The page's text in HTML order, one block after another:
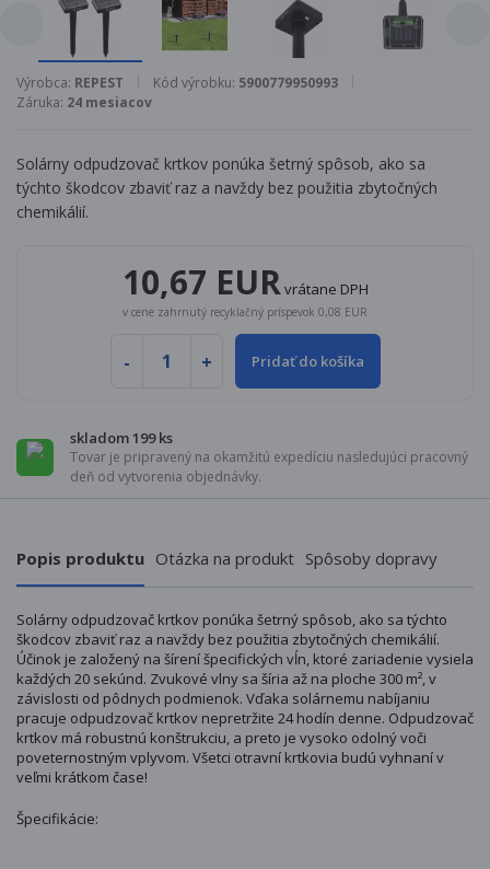
Výrobca: REPEST Kód výrobku: 5900779950993
Záruka: 24 mesiacov
Solárny odpudzovač krtkov ponúka šetrný spôsob, ako sa
týchto škodcov zbaviť raz a navždy bez použitia zbytočných
chemikálií.
10,67 EURvrátane DPH
v cene zahrnutý recyklačný príspevok 0,08 EUR
Pridať do košíka
skladom 199 ks
Tovar je pripravený na okamžitú expedíciu nasledujúci pracovný
deň od vytvorenia objednávky.
Popis produktu Otázka na produkt Spôsoby dopravy
Solárny odpudzovač krtkov ponúka šetrný spôsob, ako sa týchto
škodcov zbaviť raz a navždy bez použitia zbytočných chemikálií.
Účinok je založený na šírení špecifických vĺn, ktoré zariadenie vysiela
každých 20 sekúnd. Zvukové vlny sa šíria až na ploche 300 m², v
závislosti od pôdnych podmienok. Vďaka solárnemu nabíjaniu
pracuje odpudzovač krtkov nepretržite 24 hodín denne. Odpudzovač
krtkov má robustnú konštrukciu, a preto je vysoko odolný voči
poveternostným vplyvom. Všetci otravní krtkovia budú vyhnaní v
veľmi krátkom čase!
Špecifikácie: